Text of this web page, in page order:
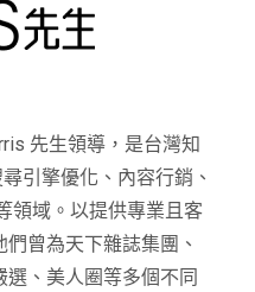
先生領導，是台灣知
引擎優化、內容行銷、
領域。以提供專業且客
曾為天下雜誌集團、
、美人圈等多個不同